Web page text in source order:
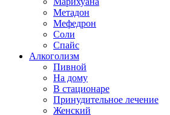
Метадон
Мефедрон
Соли
Спайс
Алкоголизм
Пивной
На дому
В стационаре
Принудительное лечение
Женский